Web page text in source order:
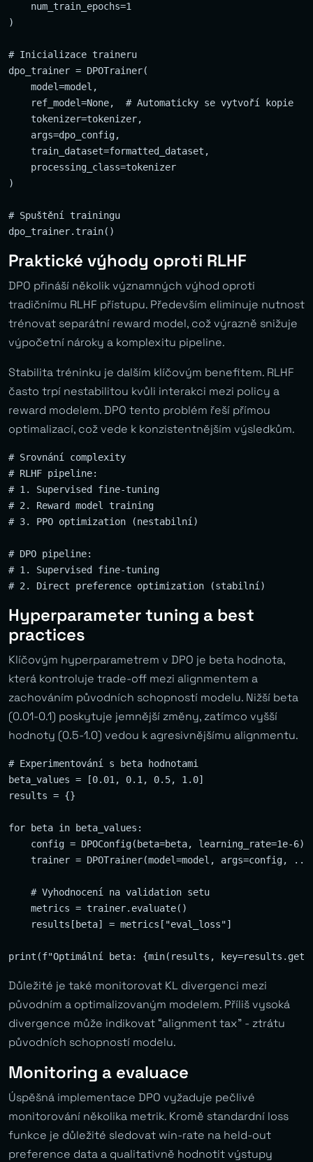
    num_train_epochs=1
)
# Inicializace traineru
dpo_trainer = DPOTrainer(
    model=model,
    ref_model=None,  # Automaticky se vytvoří kopie
    tokenizer=tokenizer,
    args=dpo_config,
    train_dataset=formatted_dataset,
    processing_class=tokenizer
)
# Spuštění trainingu
Praktické výhody oproti RLHF
DPO přináší několik významných výhod oproti
tradičnímu RLHF přístupu. Především eliminuje nutnost
trénovat separátní reward model, což výrazně snižuje
výpočetní nároky a komplexitu pipeline.
Stabilita tréninku je dalším klíčovým benefitem. RLHF
často trpí nestabilitou kvůli interakci mezi policy a
reward modelem. DPO tento problém řeší přímou
optimalizací, což vede k konzistentnějším výsledkům.
# Srovnání complexity
# RLHF pipeline:
# 1. Supervised fine-tuning
# 2. Reward model training
# 3. PPO optimization (nestabilní)
# DPO pipeline:
# 1. Supervised fine-tuning
Hyperparameter tuning a best
practices
Klíčovým hyperparametrem v DPO je beta hodnota,
která kontroluje trade-off mezi alignmentem a
zachováním původních schopností modelu. Nižší beta
(0.01-0.1) poskytuje jemnější změny, zatímco vyšší
hodnoty (0.5-1.0) vedou k agresivnějšímu alignmentu.
# Experimentování s beta hodnotami
beta_values = [0.01, 0.1, 0.5, 1.0]
results = {}
for beta in beta_values:
    config = DPOConfig(beta=beta, learning_rate=1e-6)
trainer = DPOTrainer(model=model, args=config,
    # Vyhodnocení na validation setu
    metrics = trainer.evaluate()
    results[beta] = metrics["eval_loss"]
Důležité je také monitorovat KL divergenci mezi
původním a optimalizovaným modelem. Příliš vysoká
divergence může indikovat “alignment tax” - ztrátu
původních schopností modelu.
Monitoring a evaluace
Úspěšná implementace DPO vyžaduje pečlivé
monitorování několika metrik. Kromě standardní loss
funkce je důležité sledovat win-rate na held-out
preference data a qualitativně hodnotit výstupy